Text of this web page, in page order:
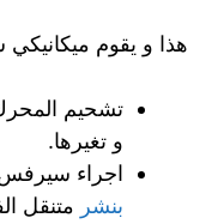
هذا و يقوم
تشحيم
و تغيرها.
اجراء
بنشر متنقل